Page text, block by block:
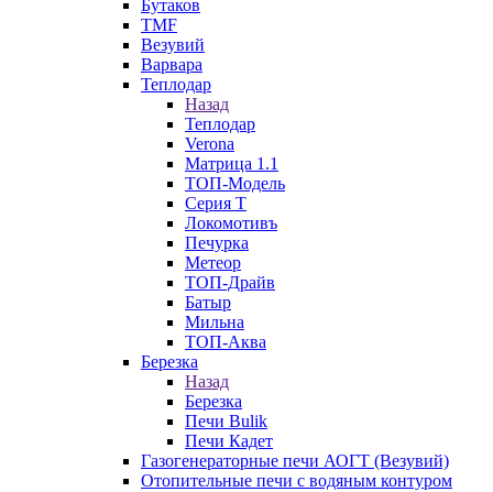
Бутаков
TMF
Везувий
Варвара
Теплодар
Назад
Теплодар
Verona
Матрица 1.1
ТОП-Модель
Серия Т
Локомотивъ
Печурка
Метеор
ТОП-Драйв
Батыр
Мильна
ТОП-Аква
Березка
Назад
Березка
Печи Bulik
Печи Кадет
Газогенераторные печи АОГТ (Везувий)
Отопительные печи с водяным контуром